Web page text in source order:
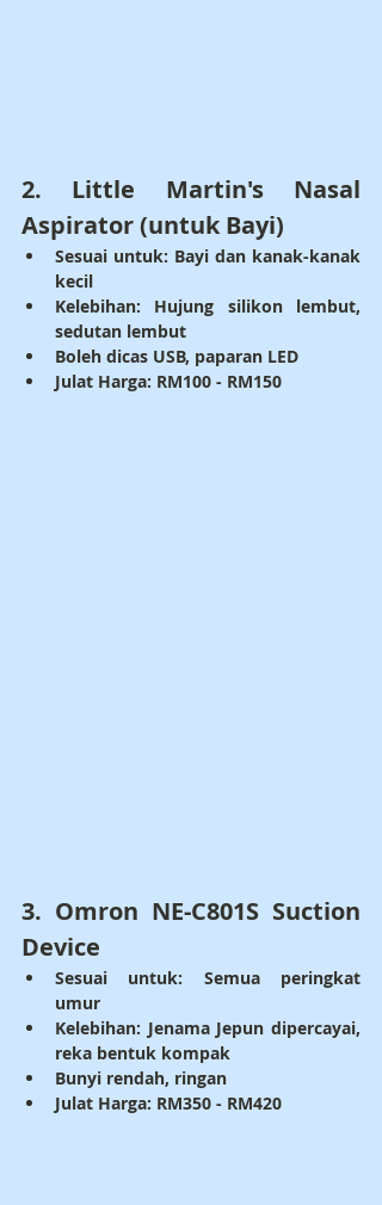
2. Little Martin's Nasal
Aspirator (untuk Bayi)
Sesuai untuk: Bayi dan kanak-kanak
kecil
Kelebihan: Hujung silikon lembut,
sedutan lembut
Boleh dicas USB, paparan LED
Julat Harga: RM100 - RM150
3. Omron NE-C801S Suction
Device
Sesuai untuk: Semua peringkat
umur
Kelebihan: Jenama Jepun dipercayai,
reka bentuk kompak
Bunyi rendah, ringan
Julat Harga: RM350 - RM420